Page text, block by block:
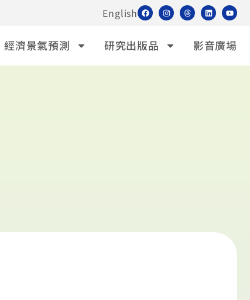
English
經濟景氣預測 研究出版品 影音廣場